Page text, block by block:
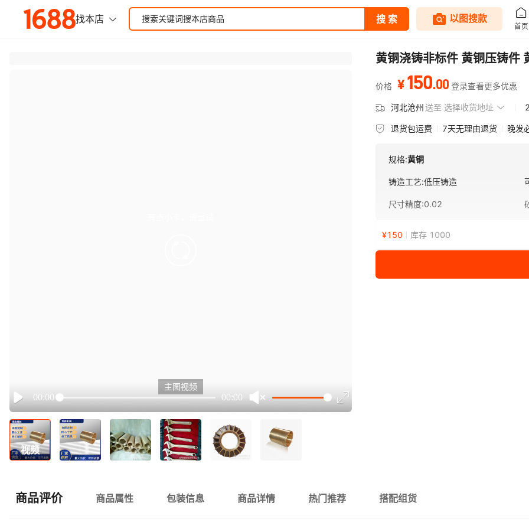
Play
00:00 00:00
主图视频
视频
黄铜浇铸非标件 黄铜压铸件
价格 ¥150.00 登录查看更多优惠
河北沧州送至 选择收货地址
退货包运费 7天无理由退货 晚发
规格:黄铜
铸造工艺:低压铸造
尺寸精度:0.02
¥150 库存 1000
商品评价 商品属性 包装信息 商品详情 热门推荐 搭配组货